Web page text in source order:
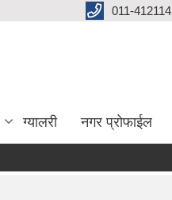
011-412114
ग्यालरी नगर प्रोफाईल